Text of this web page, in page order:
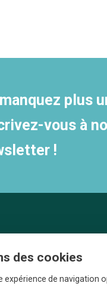
plus
vous à
!
des cookies
expérience de navigation